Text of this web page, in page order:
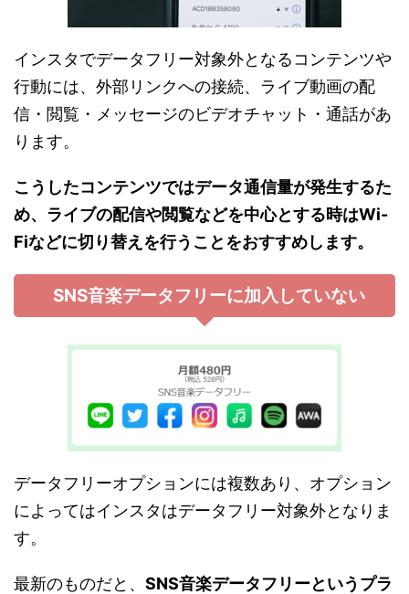
インスタでデータフリー対象外となるコンテンツや
行動には、外部リンクへの接続、ライブ動画の配
信・閲覧・メッセージのビデオチャット・通話があ
ります。
こうしたコンテンツではデータ通信量が発生するた
め、ライブの配信や閲覧などを中心とする時はWi-
Fiなどに切り替えを行うことをおすすめします。
SNS音楽データフリーに加入していない
データフリーオプションには複数あり、オプション
によってはインスタはデータフリー対象外となりま
す。
最新のものだと、 SNS音楽データフリーというプラ